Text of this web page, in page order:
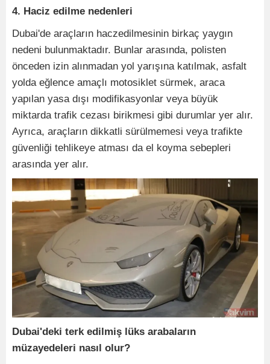
4. Haciz edilme nedenleri
Dubai'de araçların haczedilmesinin birkaç yaygın
nedeni bulunmaktadır. Bunlar arasında, polisten
önceden izin alınmadan yol yarışına katılmak, asfalt
yolda eğlence amaçlı motosiklet sürmek, araca
yapılan yasa dışı modifikasyonlar veya büyük
miktarda trafik cezası birikmesi gibi durumlar yer alır.
Ayrıca, araçların dikkatli sürülmemesi veya trafikte
güvenliği tehlikeye atması da el koyma sebepleri
arasında yer alır.
Dubai'deki terk edilmiş lüks arabaların
müzayedeleri nasıl olur?